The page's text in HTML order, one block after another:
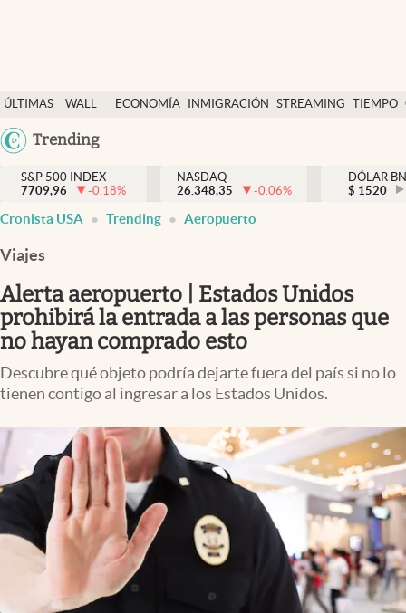
ÚLTIMAS
NOTICIAS
WALL
DÓLAR
ECONOMÍA INMIGRACIÓN STREAMING TIEMPO
México
Trending
Finanzas y economía
Wall Street y dólar
Inmigración
Espiritual
Streaming
PC y mobile
USA
S&P 500 INDEX
7709,96
-0.18%
NASDAQ
26.348,35
-0.06%
DÓLAR
$ 1520
Cronista USA Trending Aeropuerto
Viajes
Alerta aeropuerto | Estados Unidos
prohibirá la entrada a las personas que
no hayan comprado esto
Descubre qué objeto podría dejarte fuera del país si no lo
tienen contigo al ingresar a los Estados Unidos.